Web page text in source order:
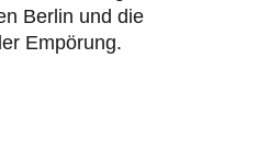
Berlin und die
Empörung.